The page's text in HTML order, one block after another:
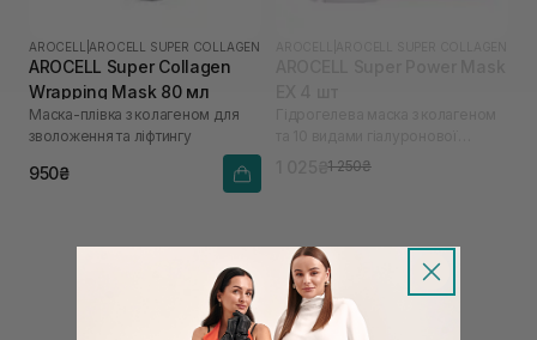
AROCELL AROCELL SUPER COLLAGEN
AROCELL Super Collagen
Wrapping Mask 80 мл
Маска-плівка з колагеном для
зволоження та ліфтингу
950₴
кислоти
1 025₴1 250₴